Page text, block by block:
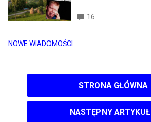
NOWE WIADOMOŚCI
16
STRONA GŁÓWNA
NASTĘPNY ARTYKUŁ